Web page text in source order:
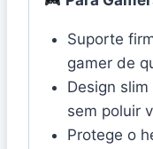
Suporte
gamer de
Design
sem poluir
Protege o